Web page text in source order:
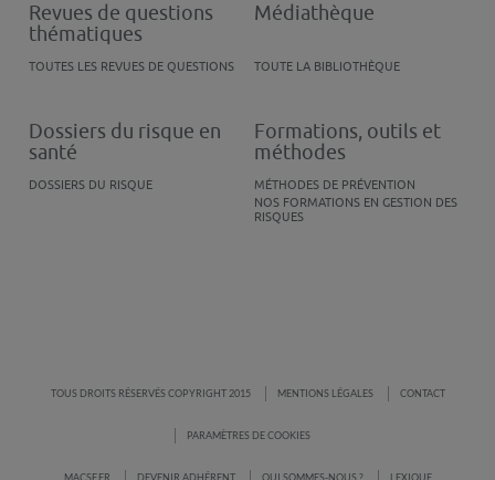
Revues de questions
thématiques
TOUTES LES REVUES DE QUESTIONS
Médiathèque
TOUTE LA BIBLIOTHÈQUE
Dossiers du risque en
santé
DOSSIERS DU RISQUE
Formations, outils et
méthodes
MÉTHODES DE PRÉVENTION
NOS FORMATIONS EN GESTION DES
RISQUES
TOUS DROITS RÉSERVÉS COPYRIGHT 2015 MENTIONS LÉGALES CONTACT
PARAMÈTRES DE COOKIES